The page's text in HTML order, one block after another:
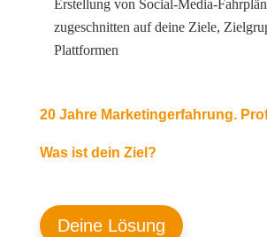
Erstellung von Social-Media-
zugeschnitten auf deine Ziele,
Plattformen
20 Jahre Marketingerfahrung.
Was ist dein Ziel?
Deine Lösung